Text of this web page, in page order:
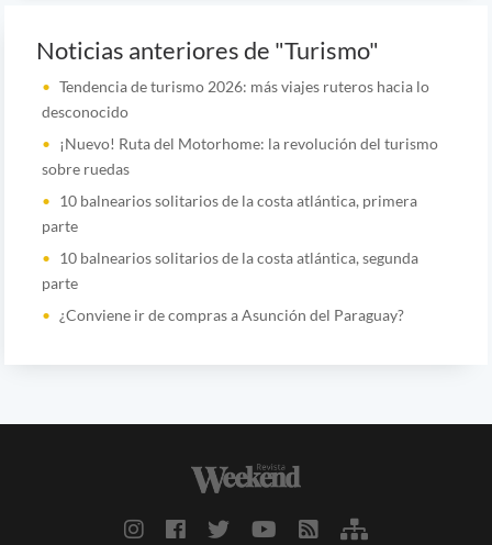
Noticias anteriores de "Turismo"
Tendencia de turismo 2026: más viajes ruteros hacia lo
desconocido
¡Nuevo! Ruta del Motorhome: la revolución del turismo
sobre ruedas
10 balnearios solitarios de la costa atlántica, primera
parte
10 balnearios solitarios de la costa atlántica, segunda
parte
¿Conviene ir de compras a Asunción del Paraguay?